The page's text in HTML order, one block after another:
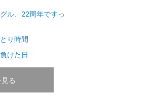
ル、22周年ですっ
り時間
けた日
る